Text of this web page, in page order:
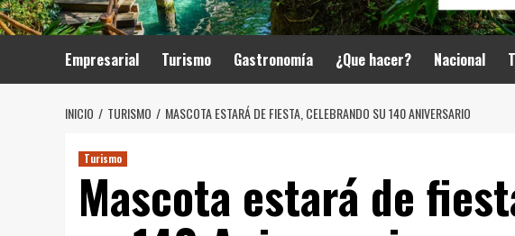
Empresarial Turismo Gastronomía ¿Que hacer? Nacional
INICIO TURISMO MASCOTA ESTARÁ DE FIESTA, CELEBRANDO SU 140 ANIVERSARIO
Turismo
Mascota estará de